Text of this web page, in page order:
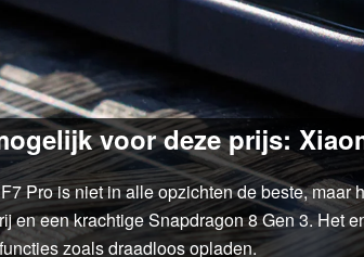
voor deze prijs:
Pro is niet in alle opzichten de beste, maar
en een krachtige Snapdragon 8 Gen 3. Het
zoals draadloos opladen.